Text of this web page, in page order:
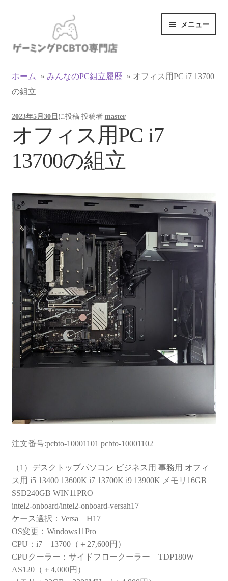
ゲ
ョ
ン
ス
キ
プ
テ
へ
ス
ッ
プ
メニュー
マイアカウント
支払い
LINEでお問い合わせ
お問い合わせ
フルカスタマイズ相談
みんなのPC組立履歴
ご使用時にあたって
ホーム » みんなのPC組立履歴 » オフィス用PC i7 13700
の組立
2023年5月30日 に投稿 投稿者 master
オフィス用PC i7
13700の組立
注文番号:pcbto-10001101 pcbto-10001102
（1）デスクトップパソコン ビジネス用 事務用 オフィ
ス用 i5 13400 13600K i7 13700K i9 13900K メモリ16GB
SSD240GB WIN11PRO
intel2-onboard/intel2-onboard-versah17
ケース選択：Versa H17
OS変更：Windows11Pro
CPU：i7 13700（＋27,600円）
CPUクーラー：サイドフロークーラー TDP180W
AS120（＋4,000円）